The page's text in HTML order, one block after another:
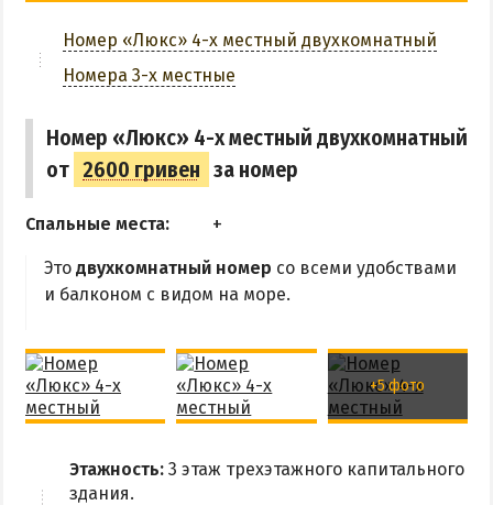
Отдых с детьми
Отдых на майские праздники
ЗАБРОНИРОВАТЬ
Номер «Люкс» 4-х местный двухкомнатный
Номера 3-х местные
Номер «Люкс» 4-х местный двухкомнатный
от 2600 гривен за номер
Спальные места:
Это двухкомнатный номер со всеми удобствами
и балконом с видом на море.
+5 фото
Этажность: 3 этаж трехэтажного капитального
здания.